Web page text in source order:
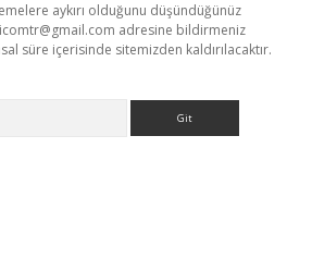
aykırı olduğunu düşündüğünüz
adresine bildirmeniz
süre içerisinde sitemizden kaldırılacaktır.